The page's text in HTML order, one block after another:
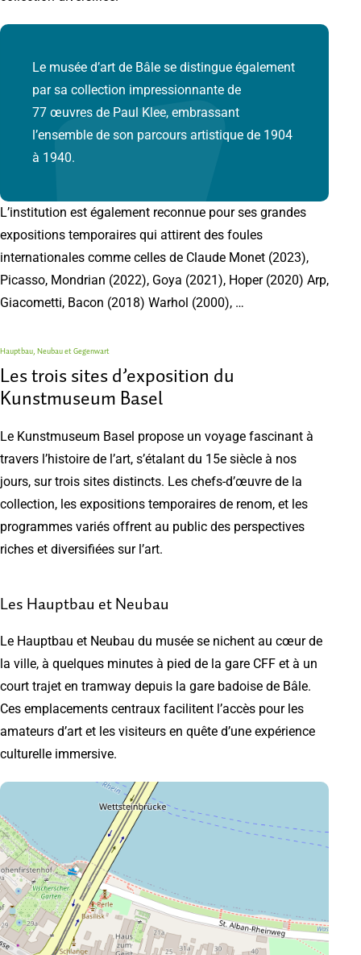
Le musée d’art de Bâle se distingue également
par sa collection impressionnante de
77 œuvres de Paul Klee, embrassant
l’ensemble de son parcours artistique de 1904
à 1940.
L’institution est également reconnue pour ses grandes
expositions temporaires qui attirent des foules
internationales comme celles de Claude Monet (2023),
Picasso, Mondrian (2022), Goya (2021), Hoper (2020) Arp,
Giacometti, Bacon (2018) Warhol (2000), …
Hauptbau, Neubau et Gegenwart
Les trois sites d’exposition du
Kunstmuseum Basel
Le Kunstmuseum Basel propose un voyage fascinant à
travers l’histoire de l’art, s’étalant du 15e siècle à nos
jours, sur trois sites distincts. Les chefs-d’œuvre de la
collection, les expositions temporaires de renom, et les
programmes variés offrent au public des perspectives
riches et diversifiées sur l’art.
Les Hauptbau et Neubau
Le Hauptbau et Neubau du musée se nichent au cœur de
la ville, à quelques minutes à pied de la gare CFF et à un
court trajet en tramway depuis la gare badoise de Bâle.
Ces emplacements centraux facilitent l’accès pour les
amateurs d’art et les visiteurs en quête d’une expérience
culturelle immersive.